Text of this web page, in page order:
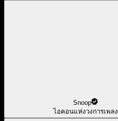
Snoop
ไอคอนแห่งวงการเพลง